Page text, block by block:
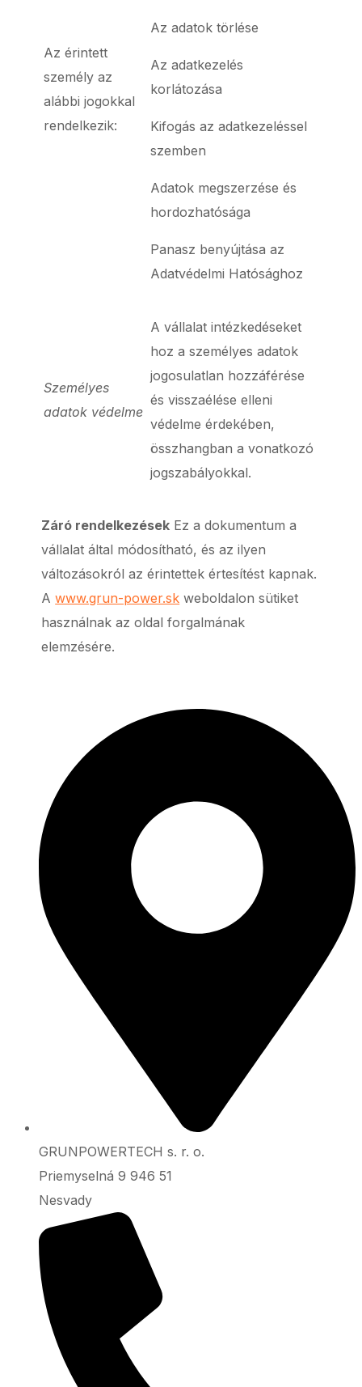
Az érintett
személy az
alábbi jogokkal
rendelkezik:
Az adatok törlése
Az adatkezelés
korlátozása
Kifogás az adatkezeléssel
szemben
Adatok megszerzése és
hordozhatósága
Panasz benyújtása az
Adatvédelmi Hatósághoz
Személyes
adatok védelme
A vállalat intézkedéseket
hoz a személyes adatok
jogosulatlan hozzáférése
és visszaélése elleni
védelme érdekében,
összhangban a vonatkozó
jogszabályokkal.
Záró rendelkezések Ez a dokumentum a
vállalat által módosítható, és az ilyen
változásokról az érintettek értesítést kapnak.
Awww.grun-power.sk weboldalon sütiket
használnak az oldal forgalmának
elemzésére.
GRUNPOWERTECH s. r. o.
Priemyselná 9 946 51
Nesvady